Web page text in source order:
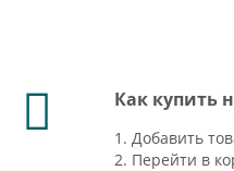
Как купить
1. Добавить
2. Перейти в